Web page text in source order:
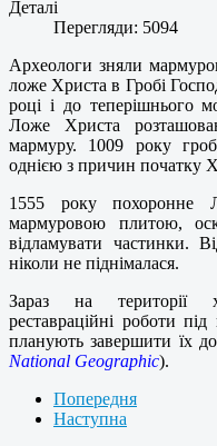
Деталі
Перегляди: 5094
Археологи зняли
ложе Христа в Гробі
році і до теперішнього
Ложе Христа
мармуру. 1009 року
однією з причин початку
1555 року похоронне
мармуровою плитою,
відламувати частинки.
ніколи не піднімалася.
Зараз на території
реставраційні роботи
планують завершити їх
National Geographic).
Попередня
Наступна